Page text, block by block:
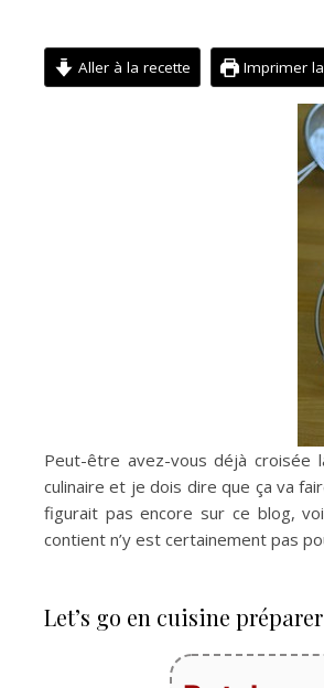
Aller à la recette Imprimer
Peut-être avez-vous déjà croisée
culinaire et je dois dire que ça va
figurait pas encore sur ce blog,
contient n’y est certainement pas
Let’s go en cuisine